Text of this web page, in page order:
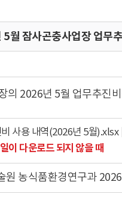
월 잠사곤충사업장 업무
의 2026년 5월 업무추진
사용 내역(2026년 5월).xlsx
이 다운로드 되지 않을 때
원 농식품환경연구과